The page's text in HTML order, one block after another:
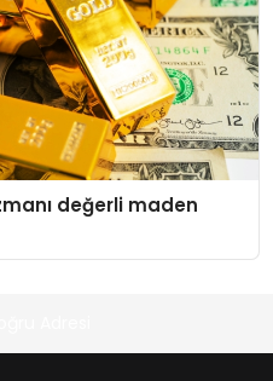
değerli maden